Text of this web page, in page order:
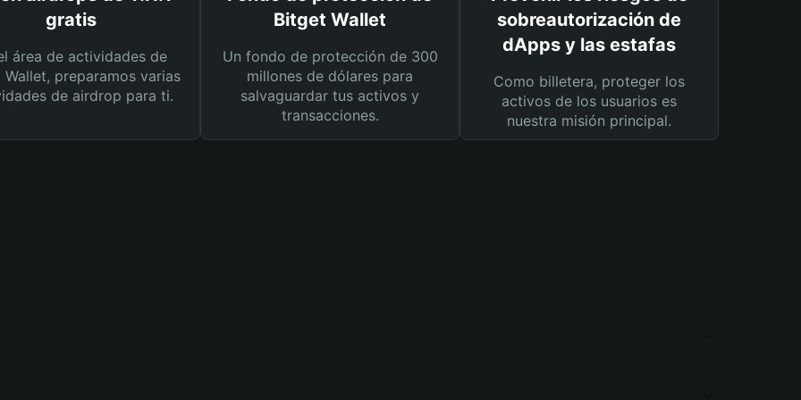
gratis
área de actividades de
Wallet, preparamos varias
de airdrop para ti.
Bitget Wallet
Un fondo de protección de 300
millones de dólares para
salvaguardar tus activos y
transacciones.
sobreautorización de
dApps y las estafas
Como billetera, proteger los
activos de los usuarios es
nuestra misión principal.